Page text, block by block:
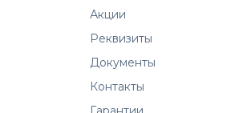
Акции
Реквизиты
Документы
Контакты